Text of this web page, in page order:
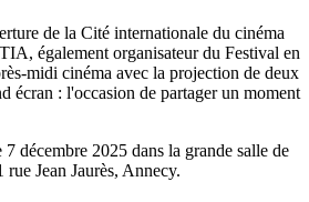
de la Cité internationale du cinéma
également organisateur du Festival en
midi cinéma avec la projection de deux
écran : l'occasion de partager un moment
décembre 2025 dans la grande salle de
Jean Jaurès, Annecy.